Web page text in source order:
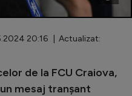
20:16 | Actualizat:
de la FCU Craiova,
mesaj tranșant